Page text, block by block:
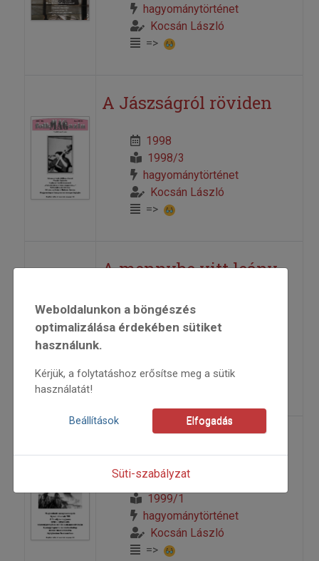
hagyománytörténet
Kocsán László
=>
A Jászságról röviden
1998
1998/3
hagyománytörténet
Kocsán László
=>
A mennybe vitt leány
2000
Kocsán László
1999
1999/1
hagyománytörténet
Kocsán László
=>
Weboldalunkon a böngészés
optimalizálása érdekében sütiket
használunk.
Kérjük, a folytatáshoz erősítse meg a sütik
használatát!
Beállítások Elfogadás
Süti-szabályzat